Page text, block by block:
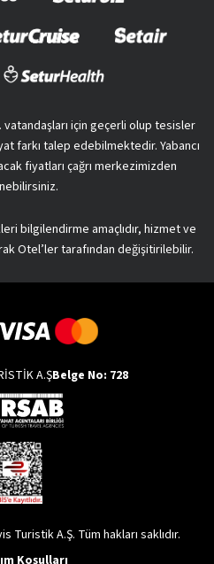
vatandaşları için geçerli olup tesisler
farkı talep edebilmektedir. Yabancı
fiyatları çağrı merkezimizden
bilgilendirme amaçlıdır, hizmet ve
Otel’ler tarafından değişitirilebilir.
A.ŞBelge No: 728
A.Ş. Tüm hakları saklıdır.
Koşulları